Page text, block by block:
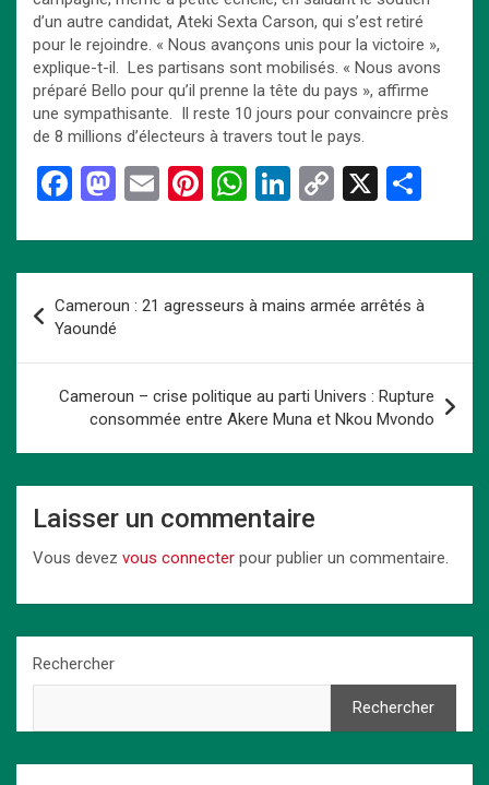
d’un autre candidat, Ateki Sexta Carson, qui s’est retiré
pour le rejoindre. « Nous avançons unis pour la victoire »,
explique-t-il. Les partisans sont mobilisés. « Nous avons
préparé Bello pour qu’il prenne la tête du pays », affirme
une sympathisante. Il reste 10 jours pour convaincre près
de 8 millions d’électeurs à travers tout le pays.
F
ce
o
o
k
M
st
d
o
n
E
ail
Pi
er
t
W
at
s
A
p
p
Li
ke
n
C
py
Li
n
k
X
ta
er
de
l’article
Cameroun : 21 agresseurs à mains armée arrêtés à
Yaoundé
Cameroun – crise politique au parti Univers : Rupture
consommée entre Akere Muna et Nkou Mvondo
Laisser un commentaire
Vous devez vous connecter pour publier un commentaire.
Rechercher
Rechercher